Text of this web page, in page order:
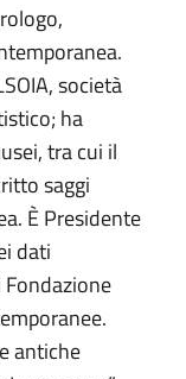
società
ha
tra cui il
saggi
È Presidente
dati
antiche